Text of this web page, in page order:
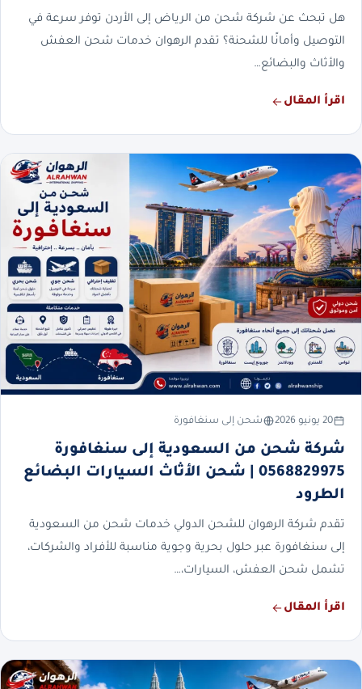
هل تبحث عن شركة شحن من الرياض إلى الأردن توفر سرعة في
التوصيل وأمانًا للشحنة؟ تقدم الرهوان خدمات شحن العفش
والأثاث والبضائع…
اقرأ المقال
20 يونيو 2026 شحن إلى سنغافورة
شركة شحن من السعودية إلى سنغافورة
0568829975 | شحن الأثاث السيارات البضائع
الطرود
تقدم شركة الرهوان للشحن الدولي خدمات شحن من السعودية
إلى سنغافورة عبر حلول بحرية وجوية مناسبة للأفراد والشركات،
تشمل شحن العفش، السيارات،…
اقرأ المقال